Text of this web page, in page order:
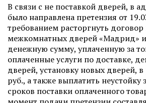
В связи с не поставкой дверей, в
было направлена претензия от
требованием расторгнуть
межкомнатных дверей «Мадрид»
денежную сумму, уплаченную за
оплаченные услуги по доставке,
дверей, установку новых дверей,
руб., а также выплатить неустойку
сроков поставки оплаченного